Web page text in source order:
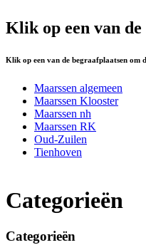
Klik op een van
Klik op een van de begraafplaatsen om
Maarssen algemeen
Maarssen Klooster
Maarssen nh
Maarssen RK
Oud-Zuilen
Tienhoven
Categorieën
Categorieën